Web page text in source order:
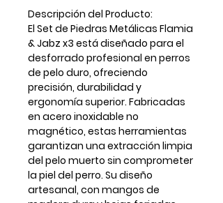
Descripción del Producto:
El Set de Piedras Metálicas Flamia
& Jabz x3 está diseñado para el
desforrado profesional en perros
de pelo duro, ofreciendo
precisión, durabilidad y
ergonomía superior. Fabricadas
en acero inoxidable no
magnético, estas herramientas
garantizan una extracción limpia
del pelo muerto sin comprometer
la piel del perro. Su diseño
artesanal, con mangos de